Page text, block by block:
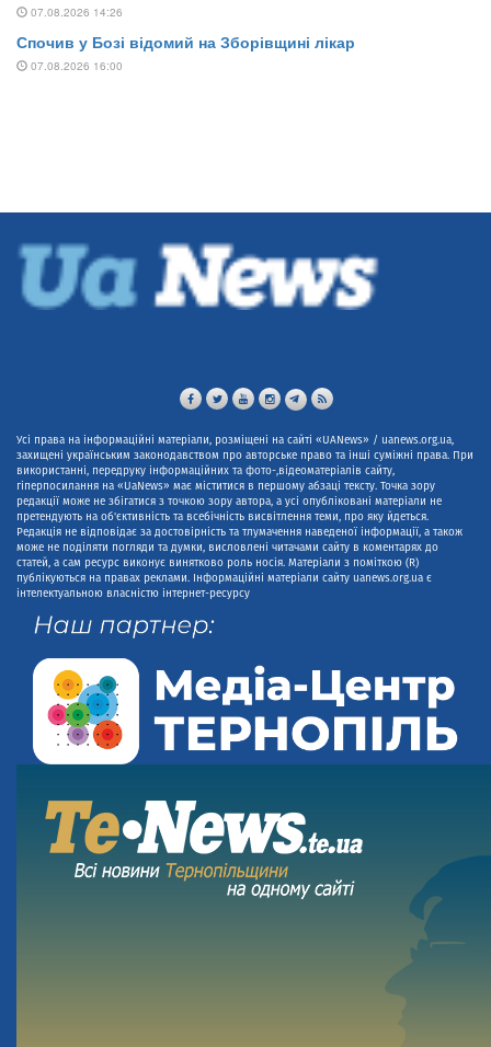
Усі права на інформаційні матеріали, розміщені на сайті «UANews» / uanews.org.ua,
захищені українським законодавством про авторське право та інші суміжні права. При
використанні, передруку інформаційних та фото-,відеоматеріалів сайту,
гіперпосилання на «UaNews» має міститися в першому абзаці тексту. Точка зору
редакції може не збігатися з точкою зору автора, а усі опубліковані матеріали не
претендують на об'єктивність та всебічність висвітлення теми, про яку йдеться.
Редакція не відповідає за достовірність та тлумачення наведеної інформації, а також
може не поділяти погляди та думки, висловлені читачами сайту в коментарях до
статей, а сам ресурс виконує винятково роль носія. Матеріали з поміткою (R)
публікуються на правах реклами. Інформаційні матеріали сайту uanews.org.ua є
інтелектуальною власністю інтернет-ресурсу